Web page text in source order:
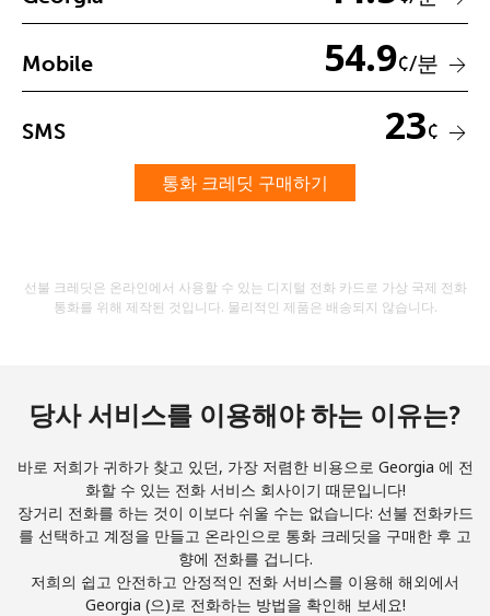
비밀번호를 생성하지 않았습니다
최소 8자
숫자
특수 문자
저희와 연락을 유지하여 최고의 할인 혜택을 받으세요.
가입하기
안녕하세요!
Mobile 54.9¢/분
SMS 23¢
통화 크레딧 구매하기
선불 크레딧은 온라인에서 사용할 수 있는 디지털 전화 카드로 가상 국제 전화
통화를 위해 제작된 것입니다. 물리적인 제품은 배송되지 않습니다.
당사 서비스를 이용해야 하는 이유는?
바로 저희가 귀하가 찾고 있던, 가장 저렴한 비용으로 Georgia 에 전
화할 수 있는 전화 서비스 회사이기 때문입니다!
장거리 전화를 하는 것이 이보다 쉬울 수는 없습니다: 선불 전화카드
를 선택하고 계정을 만들고 온라인으로 통화 크레딧을 구매한 후 고
향에 전화를 겁니다.
저희의 쉽고 안전하고 안정적인 전화 서비스를 이용해 해외에서
Georgia (으)로 전화하는 방법을 확인해 보세요!